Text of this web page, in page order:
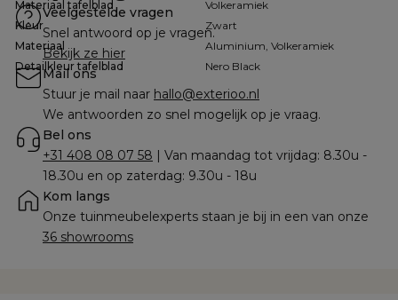
Materiaal tafelblad
Volkeramiek
Kleur
Zwart
Materiaal
Aluminium, Volkeramiek
Detailkleur tafelblad
Nero Black
Veelgestelde vragen
Snel antwoord op je vragen.
Bekijk ze hier
Mail ons
Stuur je mail naar hallo@exterioo.nl
We antwoorden zo snel mogelijk op je vraag.
Bel ons
+31 408 08 07 58 | Van maandag tot vrijdag: 8.30u -
18.30u en op zaterdag: 9.30u - 18u
Kom langs
36 showrooms